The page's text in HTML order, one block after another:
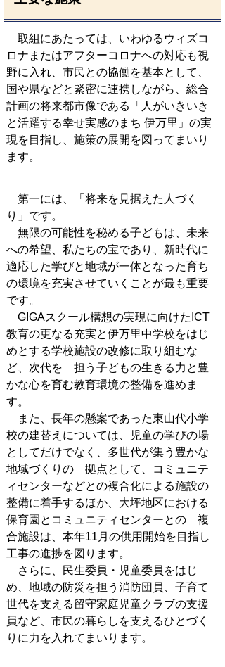
取組にあたっては、いわゆるウィズコ
ロナまたはアフターコロナへの対応も視
野に入れ、市民との協働を基本として、
国や県などと緊密に連携しながら、総合
計画の将来都市像である「人がいきいき
と活躍する幸せ実感のまち 伊万里」の実
現を目指し、施策の展開を図ってまいり
ます。
第一には、「将来を見据えた人づく
り」です。
無限の可能性を秘める子どもは、未来
への希望、私たちの宝であり、新時代に
適応した学びと地域が一体となった育ち
の環境を充実させていくことが最も重要
です。
GIGAスクール構想の実現に向けたICT
教育の更なる充実と伊万里中学校をはじ
めとする学校施設の改修に取り組むな
ど、次代を 担う子どもの生きる力と豊
かな心を育む教育環境の整備を進めま
す。
また、長年の懸案であった東山代小学
校の建替えについては、児童の学びの場
としてだけでなく、多世代が集う豊かな
地域づくりの 拠点として、コミュニテ
ィセンターなどとの複合化による施設の
整備に着手するほか、大坪地区における
保育園とコミュニティセンターとの 複
合施設は、本年11月の供用開始を目指し
工事の進捗を図ります。
さらに、民生委員・児童委員をはじ
め、地域の防災を担う消防団員、子育て
世代を支える留守家庭児童クラブの支援
員など、市民の暮らしを支えるひとづく
りに力を入れてまいります。